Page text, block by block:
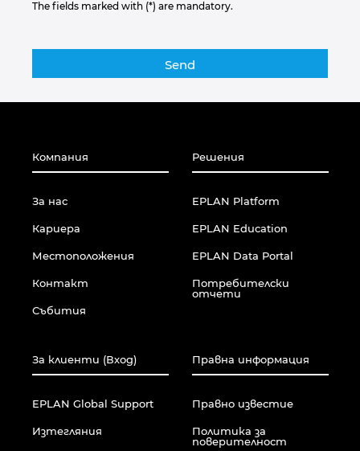
The fields marked with (*) are mandatory.
Компания
За нас
Кариера
Местоположения
Контакт
Събития
Решения
EPLAN Platform
EPLAN Education
EPLAN Data Portal
Потребителски
отчети
За клиенти (Вход)
EPLAN Global Support
Изтегляния
Правна информация
Правно известие
Политика за
поверителност